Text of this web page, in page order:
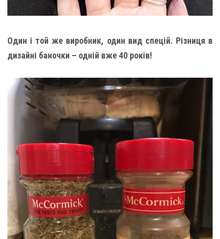
Один і той же виробник, один вид спецій. Різниця в
дизайні баночки – одній вже 40 років!